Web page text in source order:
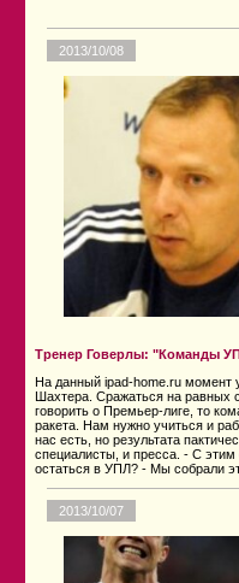
2013/10/08
Тренер Говерлы: "Команды
На данный ipad-home.ru момент
Шахтера. Сражаться на равных
говорить о Премьер-лиге, то
ракета. Нам нужно учиться и
нас есть, но результата
специалисты, и пресса. - С этим
остаться в УПЛ? - Мы собрали
2013/10/07